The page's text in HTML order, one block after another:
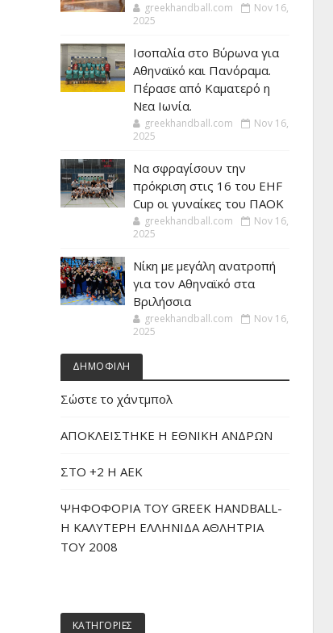
greekhandball.com
Nov 16,
2025
Ισοπαλία στο Βύρωνα για
Αθηναϊκό και Πανόραμα.
Πέρασε από Καματερό η
Νεα Ιωνία.
greekhandball.com
Nov 16,
2025
Να σφραγίσουν την
πρόκριση στις 16 του EHF
Cup οι γυναίκες του ΠΑΟΚ
greekhandball.com
Nov 16,
2025
Νίκη με μεγάλη ανατροπή
για τον Αθηναϊκό στα
Βριλήσσια
greekhandball.com
Nov 16,
2025
ΔΗΜΟΦΙΛΗ
Σώστε το χάντμπολ
ΑΠΟΚΛΕΙΣΤΗΚΕ Η ΕΘΝΙΚΗ ΑΝΔΡΩΝ
ΣΤΟ +2 Η ΑΕΚ
ΨΗΦΟΦΟΡΙΑ ΤΟΥ GREEK HANDBALL-
H ΚΑΛΥΤΕΡΗ ΕΛΛΗΝΙΔΑ ΑΘΛΗΤΡΙΑ
ΤΟΥ 2008
ΚΑΤΗΓΟΡΙΕΣ